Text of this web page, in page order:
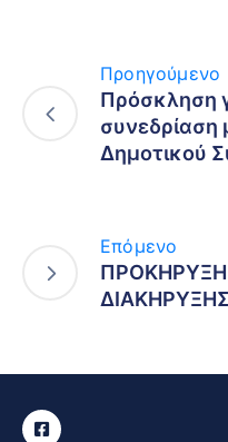
Προηγούμενο
Πρόσκληση
συνεδρίαση
Δημοτικού
Επόμενο